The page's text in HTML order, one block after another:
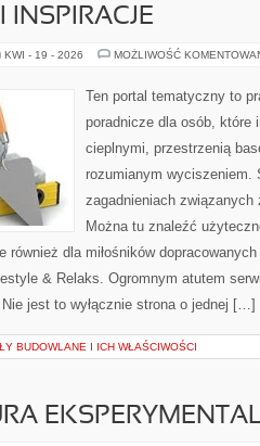
INSPIRACJE
KWI - 19 - 2026 MOŻLIWOŚĆ
Ten portal tematyczny to
poradnicze dla osób, które
cieplnymi, przestrzenią
rozumianym wyciszeniem.
zagadnieniach
Można tu znaleźć
również dla miłośników
& Relaks. Ogromnym atutem
jest to wyłącznie strona o jednej […]
BUDOWLANE I ICH WŁAŚCIWOŚCI